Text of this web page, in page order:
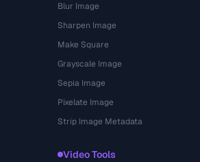
Blur Image
Sharpen Image
Make Square
Grayscale Image
Sepia Image
Pixelate Image
Strip Image Metadata
Video Tools